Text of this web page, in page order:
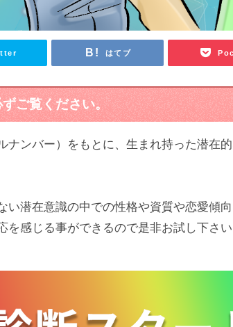
はてブ
ご覧ください。
ナンバー）をもとに、生まれ持った潜在
い潜在意識の中での性格や資質や恋愛傾
を感じる事ができるので是非お試し下さい